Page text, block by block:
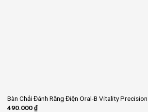
Bàn Chải Đánh Răng Điện Oral-B Vitality Precision
490.000₫